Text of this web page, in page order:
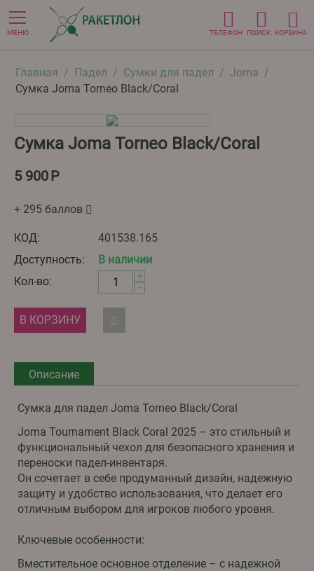
МЕНЮ ТЕЛЕФОН ПОИСК КОРЗИНА
Главная / Падел / Сумки для падел / Joma /
Сумка Joma Torneo Black/Coral
Сумка Joma Torneo Black/Coral
5 900Р
+ 295 баллов
КОД:
401538.165
Доступность:
В наличии
Кол-во:
+
−
В КОРЗИНУ
Описание
Сумка для падел Joma Torneo Black/Coral
Joma Tournament Black Coral 2025 – это стильный и
функциональный чехол для безопасного хранения и
переноски падел-инвентаря.
Он сочетает в себе продуманный дизайн, надежную
защиту и удобство использования, что делает его
отличным выбором для игроков любого уровня.
Ключевые особенности:
Вместительное основное отделение – с надежной